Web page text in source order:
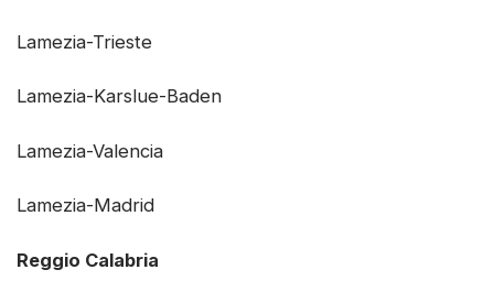
Lamezia-Trieste
Lamezia-Karslue-Baden
Lamezia-Valencia
Lamezia-Madrid
Reggio Calabria